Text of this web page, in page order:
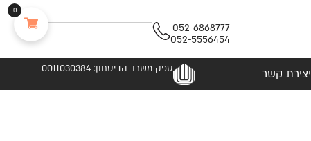
052-6868777
052-5556454
יצירת קשר ספק משרד הביטחון: 0011030384
0